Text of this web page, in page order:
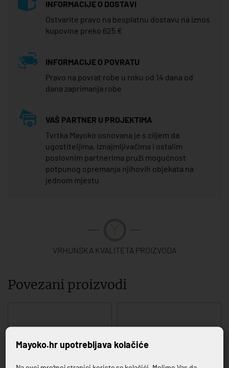
INFORMACIJE O DOSTAVI
Ostvarite pravo na besplatnu dostavu na iznos
kupovine preko 625 €
INFORMACIJE O POVRATU
Pravo na povrat robe u roku od 14 dana od
dana zaprimanja robe
VAŠ PARTNER U PROJEKTIMA
Tvrtka Mayoko osnovana je s ciljem da
ugostiteljima, iznajmljivačima i ostalim
poslovnim partnerima pruži mogućnost
potpunog opremanja njihovih objekata na
jednom mjestu
VRHUNSKA KVALITETA PROIZVODA
Povezani proizvodi
Mayoko.hr upotrebljava kolačiće